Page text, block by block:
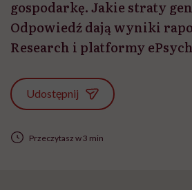
gospodarkę. Jakie straty
Odpowiedź dają wyniki
Research i platformy
Udostępnij
Przeczytasz w 3 min